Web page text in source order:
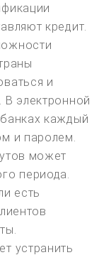
кредит.
и
В электронной
каждый
и паролем.
может
периода.
есть
устранить